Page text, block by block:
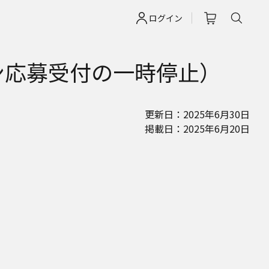
ログイン
募受付の一時停止）​
更新日：2025年6月30日
掲載日：2025年6月20日